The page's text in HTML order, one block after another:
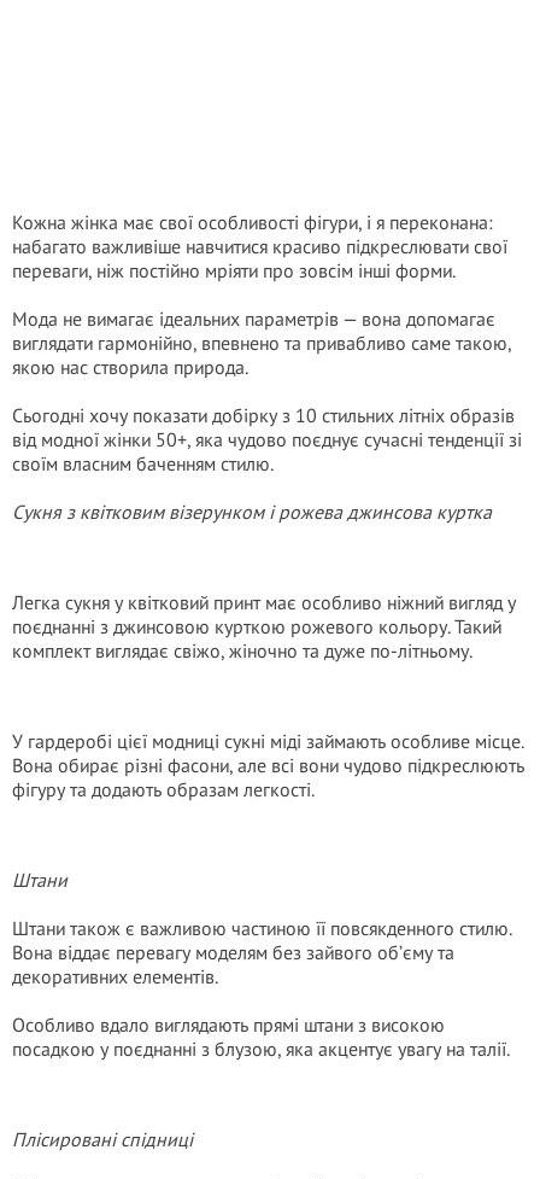
Кожна жінка має свої особливості фігури, і я переконана:
набагато важливіше навчитися красиво підкреслювати свої
переваги, ніж постійно мріяти про зовсім інші форми.
Мода не вимагає ідеальних параметрів — вона допомагає
виглядати гармонійно, впевнено та привабливо саме такою,
якою нас створила природа.
Сьогодні хочу показати добірку з 10 стильних літніх образів
від модної жінки 50+, яка чудово поєднує сучасні тенденції зі
своїм власним баченням стилю.
Сукня з квітковим візерунком і рожева джинсова куртка
Легка сукня у квітковий принт має особливо ніжний вигляд у
поєднанні з джинсовою курткою рожевого кольору. Такий
комплект виглядає свіжо, жіночно та дуже по-літньому.
У гардеробі цієї модниці сукні міді займають особливе місце.
Вона обирає різні фасони, але всі вони чудово підкреслюють
фігуру та додають образам легкості.
Штани
Штани також є важливою частиною її повсякденного стилю.
Вона віддає перевагу моделям без зайвого об’єму та
декоративних елементів.
Особливо вдало виглядають прямі штани з високою
посадкою у поєднанні з блузою, яка акцентує увагу на талії.
Плісировані спідниці